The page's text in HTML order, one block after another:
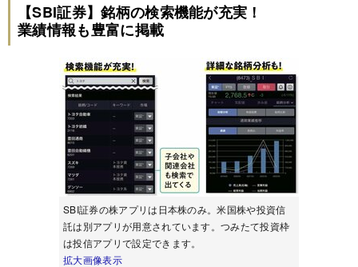
【SBI証券】銘柄の検索機能が充実！
業績情報も豊富に掲載
SBI証券の株アプリは日本株のみ。米国株や投資信
託は別アプリが用意されています。つみたて投資枠
は投信アプリで設定できます。
拡大画像表示